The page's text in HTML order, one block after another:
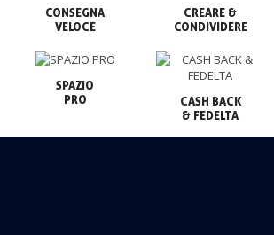
CONSEGNA
VELOCE
CREARE &
CONDIVIDERE
SPAZIO
PRO
CASH BACK
& FEDELTA